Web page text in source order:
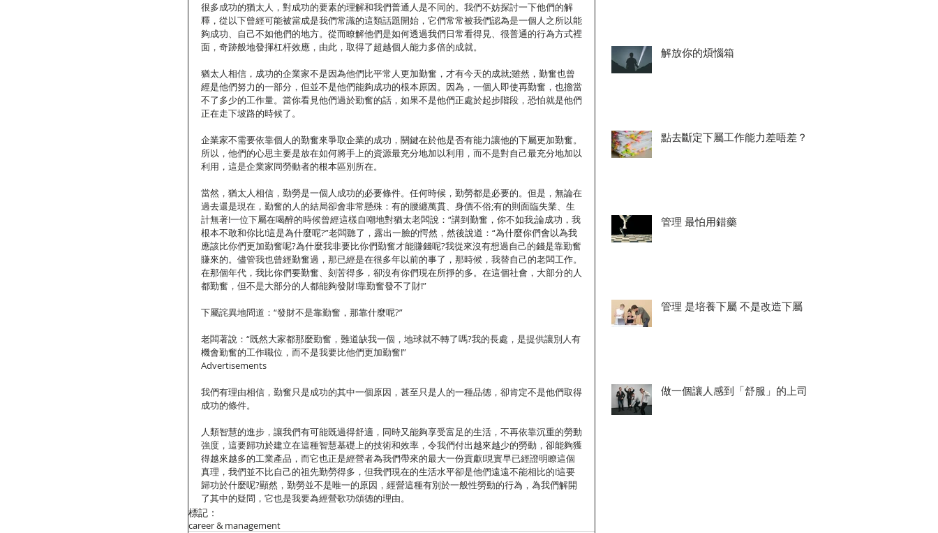
很多成功的猶太人，對成功的要素的理解和我們普通人是不同的。我們不妨探討一下他們的解
釋，從以下曾經可能被當成是我們常識的這類話題開始，它們常常被我們認為是一個人之所以能
夠成功、自己不如他們的地方。從而瞭解他們是如何透過我們日常看得見、很普通的行為方式裡
面，奇跡般地發揮杠杆效應，由此，取得了超越個人能力多倍的成就。
猶太人相信，成功的企業家不是因為他們比平常人更加勤奮，才有今天的成就;雖然，勤奮也曾
經是他們努力的一部分，但並不是他們能夠成功的根本原因。因為，一個人即使再勤奮，也擔當
不了多少的工作量。當你看見他們過於勤奮的話，如果不是他們正處於起步階段，恐怕就是他們
正在走下坡路的時候了。
企業家不需要依靠個人的勤奮來爭取企業的成功，關鍵在於他是否有能力讓他的下屬更加勤奮。
所以，他們的心思主要是放在如何將手上的資源最充分地加以利用，而不是對自己最充分地加以
利用，這是企業家同勞動者的根本區別所在。
當然，猶太人相信，勤勞是一個人成功的必要條件。任何時候，勤勞都是必要的。但是，無論在
過去還是現在，勤奮的人的結局卻會非常懸殊：有的腰纏萬貫、身價不俗;有的則面臨失業、生
計無著!一位下屬在喝醉的時候曾經這樣自嘲地對猶太老闆說：“講到勤奮，你不如我;論成功，我
根本不敢和你比!這是為什麼呢?”老闆聽了，露出一臉的愕然，然後說道：“為什麼你們會以為我
應該比你們更加勤奮呢?為什麼我非要比你們勤奮才能賺錢呢?我從來沒有想過自己的錢是靠勤奮
賺來的。儘管我也曾經勤奮過，那已經是在很多年以前的事了，那時候，我替自己的老闆工作。
在那個年代，我比你們要勤奮、刻苦得多，卻沒有你們現在所掙的多。在這個社會，大部分的人
都勤奮，但不是大部分的人都能夠發財!靠勤奮發不了財!”
下屬詫異地問道：“發財不是靠勤奮，那靠什麼呢?”
老闆著說：“既然大家都那麼勤奮，難道缺我一個，地球就不轉了嗎?我的長處，是提供讓別人有
機會勤奮的工作職位，而不是我要比他們更加勤奮!”
Advertisements
我們有理由相信，勤奮只是成功的其中一個原因，甚至只是人的一種品德，卻肯定不是他們取得
成功的條件。
人類智慧的進步，讓我們有可能既過得舒適，同時又能夠享受富足的生活，不再依靠沉重的勞動
強度，這要歸功於建立在這種智慧基礎上的技術和效率，令我們付出越來越少的勞動，卻能夠獲
得越來越多的工業產品，而它也正是經營者為我們帶來的最大一份貢獻!現實早已經證明瞭這個
真理，我們並不比自己的祖先勤勞得多，但我們現在的生活水平卻是他們遠遠不能相比的!這要
歸功於什麼呢?顯然，勤勞並不是唯一的原因，經營這種有別於一般性勞動的行為，為我們解開
了其中的疑問，它也是我要為經營歌功頌德的理由。
標記：
career & management
解放你的煩惱箱
點去斷定下屬工作能力差唔差？
管理 最怕用錯藥
管理 是培養下屬 不是改造下屬
做一個讓人感到「舒服」的上司